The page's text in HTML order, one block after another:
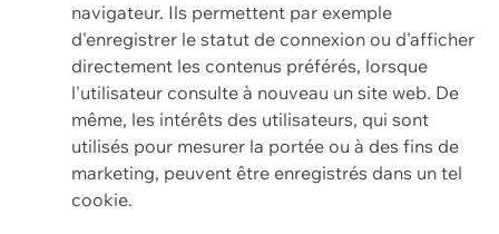
navigateur. Ils permettent par exemple
d'enregistrer le statut de connexion ou d'afficher
directement les contenus préférés, lorsque
l'utilisateur consulte à nouveau un site web. De
même, les intérêts des utilisateurs, qui sont
utilisés pour mesurer la portée ou à des fins de
marketing, peuvent être enregistrés dans un tel
cookie.